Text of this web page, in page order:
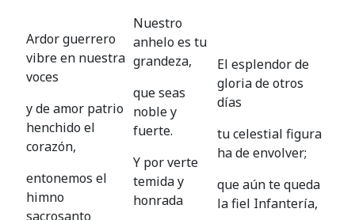
Ardor guerrero
vibre en nuestra
voces
y de amor patrio
henchido el
corazón,
entonemos el
himno
sacrosanto
Nuestro
anhelo es tu
grandeza,
que seas
noble y
fuerte.
Y por verte
temida y
honrada
El esplendor de
gloria de otros
días
tu celestial figura
ha de envolver;
que aún te queda
la fiel Infantería,